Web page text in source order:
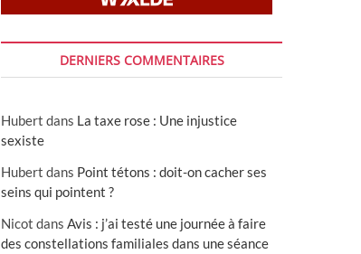
DERNIERS COMMENTAIRES
Hubert dans La taxe rose : Une injustice
sexiste
Hubert dans Point tétons : doit-on cacher ses
seins qui pointent ?
Nicot dans Avis : j’ai testé une journée à faire
des constellations familiales dans une séance